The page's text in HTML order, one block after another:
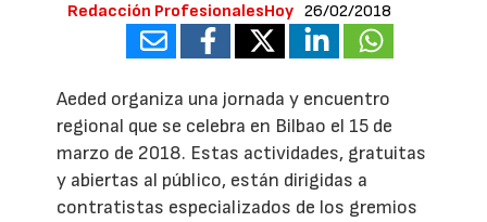
Redacción ProfesionalesHoy 26/02/2018
Aeded organiza una jornada y encuentro
regional que se celebra en Bilbao el 15 de
marzo de 2018. Estas actividades, gratuitas
y abiertas al público, están dirigidas a
contratistas especializados de los gremios